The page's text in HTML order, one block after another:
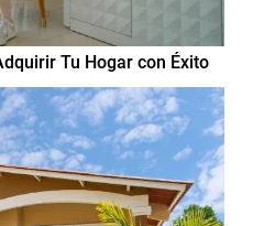
Tu Hogar con Éxito